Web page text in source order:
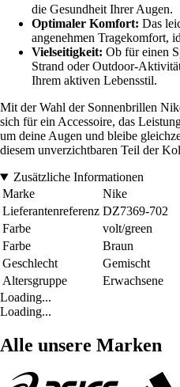
die Gesundheit Ihrer Augen.
Optimaler Komfort: Das
angenehmen Tragekomfort,
Vielseitigkeit: Ob für einen
Strand oder Outdoor-
Ihrem aktiven Lebensstil.
Mit der Wahl der Sonnenbrillen
sich für ein Accessoire, das
um deine Augen und bleibe
diesem unverzichtbaren Teil der
Zusätzliche Informationen
Marke
Nike
Lieferantenreferenz DZ7369-702
Farbe
volt/green
Farbe
Braun
Geschlecht
Gemischt
Altersgruppe
Erwachsene
Loading...
Loading...
Alle unsere Marken